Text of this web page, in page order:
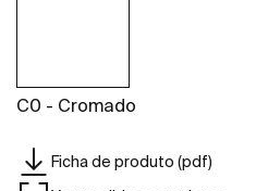
C0 - Cromado
Ficha de produto (pdf)